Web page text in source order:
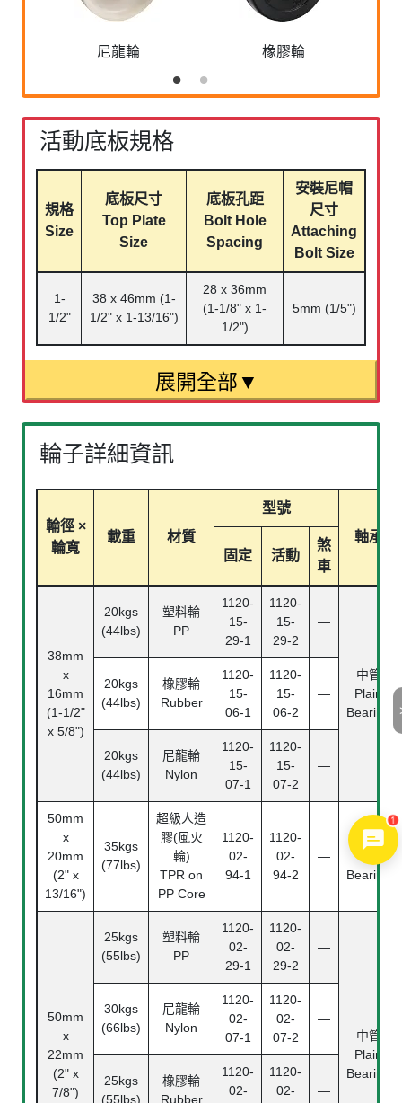
尼龍輪 橡膠輪
活動底板規格
規格
Size
底板尺寸
Top Plate
Size
底板孔距
Bolt Hole
Spacing
安裝尼帽
尺寸
Attaching
Bolt Size
1-
1/2"
38 x 46mm (1-
1/2" x 1-13/16")
28 x 36mm
(1-1/8" x 1-
1/2")
5mm (1/5")
輪子詳細資訊
輪徑 ×
輪寬
載重 材質
型號
軸承
固定
活動
煞
車
38mm
x
16mm
(1-1/2"
x 5/8")
20kgs
(44lbs)
塑料輪
PP
1120-
15-
29-1
1120-
15-
29-2
—
中管
Plain
Bearing
20kgs
(44lbs)
橡膠輪
Rubber
1120-
15-
06-1
1120-
15-
06-2
—
20kgs
(44lbs)
尼龍輪
Nylon
1120-
15-
07-1
1120-
15-
07-2
—
50mm
x
20mm
(2" x
13/16")
35kgs
(77lbs)
超級人造
膠(風火
輪)
TPR on
PP Core
1120-
02-
94-1
1120-
02-
94-2
—
滾珠
Ball
Bearing
50mm
x
22mm
(2" x
7/8")
25kgs
(55lbs)
塑料輪
PP
1120-
02-
29-1
1120-
02-
29-2
—
中管
Plain
Bearing
30kgs
(66lbs)
尼龍輪
Nylon
1120-
02-
07-1
1120-
02-
07-2
—
25kgs
(55lbs)
橡膠輪
Rubber
1120-
02-
1120-
02-
—
1